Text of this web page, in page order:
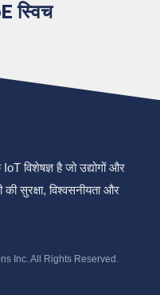
स्विच
विशेषज्ञ है जो उद्योगों और
सुरक्षा, विश्वसनीयता और
Inc.All Rights Reserved.